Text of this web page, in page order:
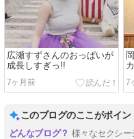
広瀬すずさんのおっぱいが
成長しすぎっ!!
7ヶ月前
7
このブログのここがポイン
様々なセクシ